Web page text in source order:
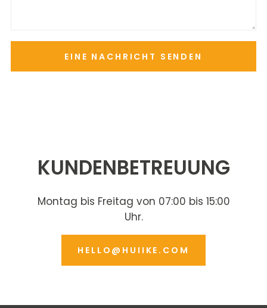
EINE NACHRICHT SENDEN
KUNDENBETREUUNG
Montag bis Freitag von 07:00 bis 15:00
Uhr.
HELLO@HUIIKE.COM